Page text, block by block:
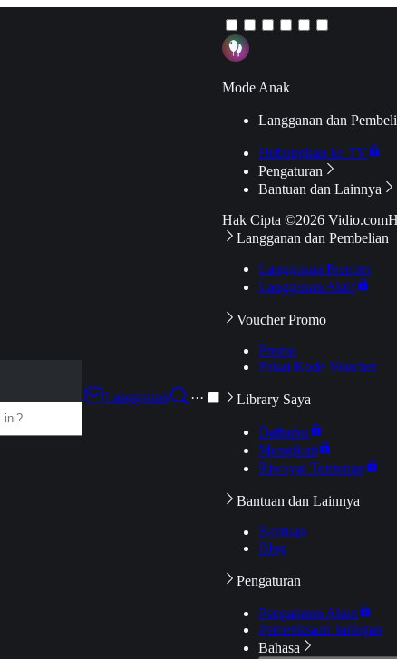
Langganan
···
Mode Anak
Langganan dan
Hubungkan ke TV
Pengaturan
Bantuan dan Lainnya
Hak Cipta ©2026 Vidio.com
Langganan dan Pembelian
Langganan Premier
Langganan Aktif
Voucher Promo
Promo
Pakai Kode Voucher
Library Saya
Daftarku
Mengikuti
Riwayat Tontonan
Bantuan dan Lainnya
Bantuan
Blog
Pengaturan
Pengaturan Akun
Pemeriksaan Jaringan
Bahasa